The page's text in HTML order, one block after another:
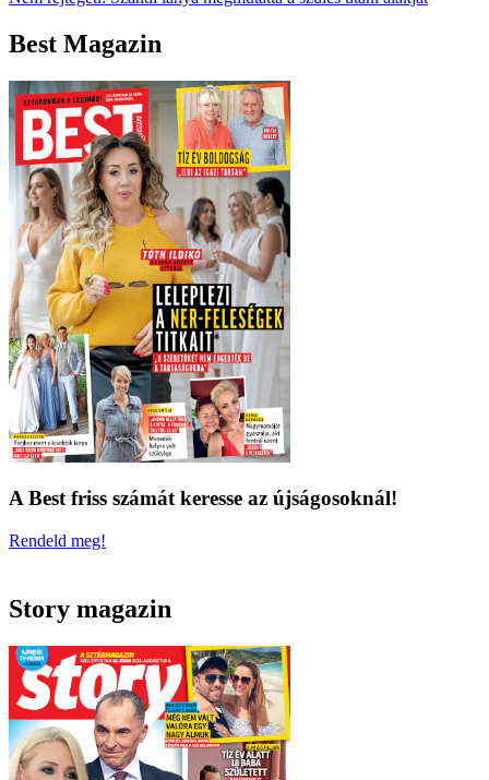
Best Magazin
A Best friss számát keresse az újságosoknál!
Rendeld meg!
Story magazin